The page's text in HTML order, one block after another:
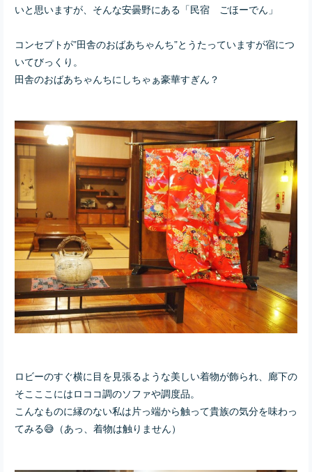
いと思いますが、そんな安曇野にある「民宿 ごほーでん」
コンセプトが”田舎のおばあちゃんち”とうたっていますが宿につ
いてびっくり。
田舎のおばあちゃんちにしちゃぁ豪華すぎん？
ロビーのすぐ横に目を見張るような美しい着物が飾られ、廊下の
そこここにはロココ調のソファや調度品。
こんなものに縁のない私は片っ端から触って貴族の気分を味わっ
てみる😅（あっ、着物は触りません）